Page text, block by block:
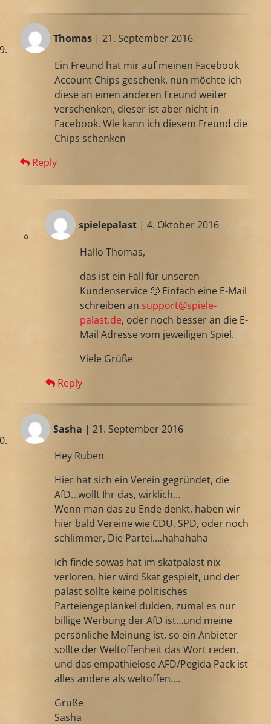
Thomas | 21. September 2016
Ein Freund hat mir auf meinen Facebook
Account Chips geschenk, nun möchte ich
diese an einen anderen Freund weiter
verschenken, dieser ist aber nicht in
Facebook. Wie kann ich diesem Freund die
Chips schenken
Reply
spielepalast | 4. Oktober 2016
Hallo Thomas,
das ist ein Fall für unseren
Kundenservice 🙂 Einfach eine E-Mail
schreiben an support@spiele-
palast.de, oder noch besser an die E-
Mail Adresse vom jeweiligen Spiel.
Viele Grüße
Reply
Sasha | 21. September 2016
Hey Ruben
Hier hat sich ein Verein gegründet, die
AfD…wollt Ihr das, wirklich…
Wenn man das zu Ende denkt, haben wir
hier bald Vereine wie CDU, SPD, oder noch
schlimmer, Die Partei….hahahaha
Ich finde sowas hat im skatpalast nix
verloren, hier wird Skat gespielt, und der
palast sollte keine politisches
Parteiengeplänkel dulden, zumal es nur
billige Werbung der AfD ist…und meine
persönliche Meinung ist, so ein Anbieter
sollte der Weltoffenheit das Wort reden,
und das empathielose AFD/Pegida Pack ist
alles andere als weltoffen….
Grüße
Sasha